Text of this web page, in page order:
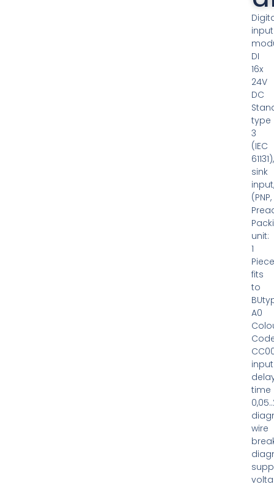
input
DI
16x
24V
DC
type
3
(IEC
61131),
sink
(PNP,
unit:
1
fits
to
A0
input
time
wire